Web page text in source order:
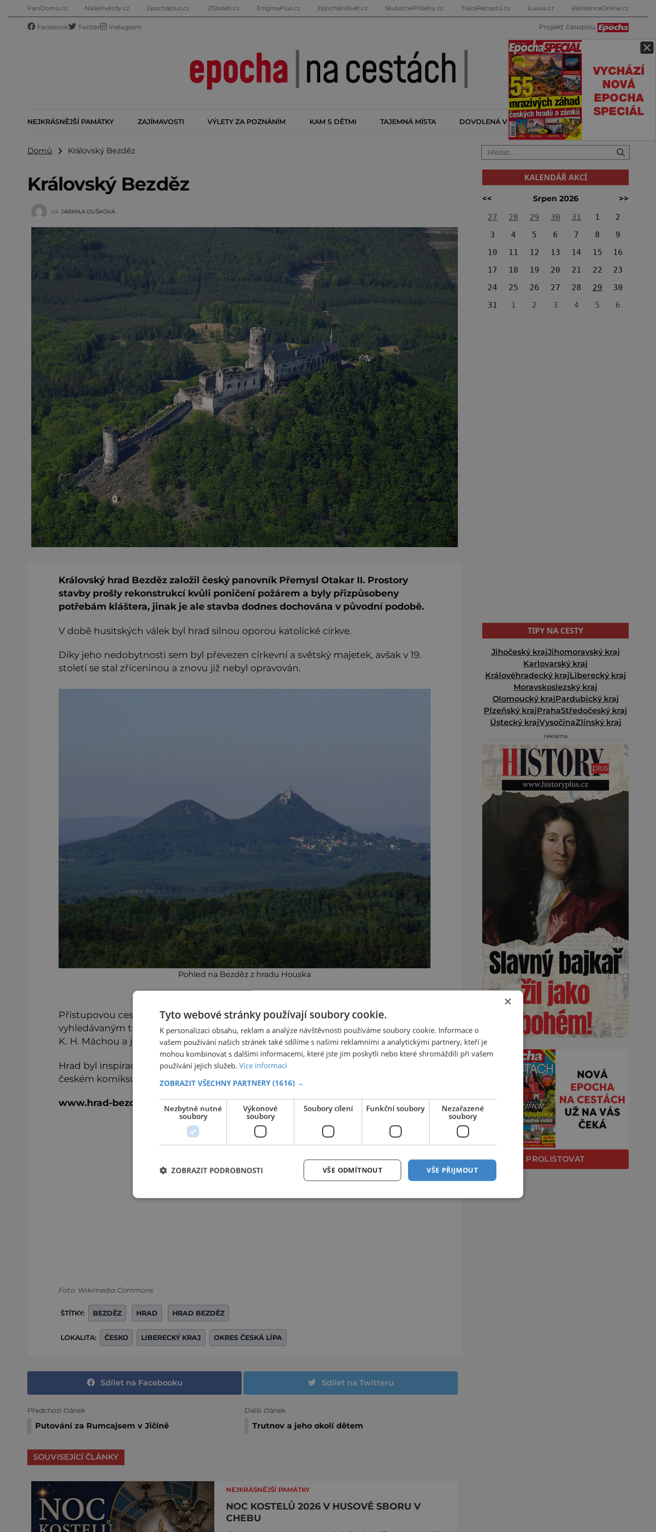
×
PaníDomu.cz NašeHvězdy.cz Epochaplus.cz 21Stoleti.cz EnigmaPlus.cz EpochálníSvět.cz SkutečnéPříběhy.cz TisíceReceptů.cz iLuxus.cz RezidenceOnline.cz
Facebook Twitter Instagram Projekt časopisu
NEJKRÁSNĚJŠÍ PAMÁTKY ZAJÍMAVOSTI VÝLETY ZA POZNÁNÍM KAM S DĚTMI TAJEMNÁ MÍSTA DOVOLENÁ V ZAHRANIČÍ KALENDÁŘ AKCÍ
Domů Královský Bezděz
Královský Bezděz
od JARMILA DUŠKOVÁ
Královský hrad Bezděz založil český panovník Přemysl Otakar II. Prostory
stavby prošly rekonstrukcí kvůli poničení požárem a byly přizpůsobeny
potřebám kláštera, jinak je ale stavba dodnes dochována v původní podobě.
V době husitských válek byl hrad silnou oporou katolické církve.
Díky jeho nedobytnosti sem byl převezen církevní a světský majetek, avšak v 19.
století se stal zříceninou a znovu již nebyl opravován.
Pohled na Bezděz z hradu Houska
Přístupovou cestu k hradu zdobí kapličky křížové cesty. Hrad je dodnes velmi
vyhledávaným turistickým cílem, zčásti i proto, že se toto místo pojí s básníkem
K. H. Máchou a jeho básní Večer na Bezdězu.
Hrad byl inspirací nejenom pro zmiňovaného básníka. Často se objevuje i v
českém komiksu Čtyřlístek.
www.hrad-bezdez.eu
Foto: Wikimedia Commons
ŠTÍTKY: BEZDĚZ HRAD HRAD BEZDĚZ
LOKALITA: ČESKO LIBERECKÝ KRAJ OKRES ČESKÁ LÍPA
Sdílet na Facebooku Sdílet na Twitteru
Předchozí článek
Putování za Rumcajsem v Jičíně
Další článek
Trutnov a jeho okolí dětem
SOUVISEJÍCÍ ČLÁNKY
NEJKRÁSNĚJŠÍ PAMÁTKY
NOC KOSTELŮ 2026 V HUSOVĚ SBORU V
CHEBU
KALENDÁŘ AKCÍ
<< Srpen 2026
>>
27
28 29 30 31 1
2
3
4 5 6 7 8
9
10
11 12 13 14 15
16
17
18 19 20 21 22
23
24
25 26 27 28 29
30
31
1 2 3 4 5 6
TIPY NA CESTY
Jihočeský krajJihomoravský kraj
Karlovarský kraj
Královéhradecký krajLiberecký kraj
Moravskoslezský kraj
Olomoucký krajPardubický kraj
Plzeňský krajPrahaStředočeský kraj
Ústecký krajVysočinaZlínský kraj
reklama
PROLISTOVAT
×
Tyto webové stránky používají soubory cookie.
K personalizaci obsahu, reklam a analýze návštěvnosti používáme soubory cookie. Informace o
vašem používání našich stránek také sdílíme s našimi reklamními a analytickými partnery, kteří je
mohou kombinovat s dalšími informacemi, které jste jim poskytli nebo které shromáždili při vašem
používání jejich služeb. Více informací
ZOBRAZIT VŠECHNY PARTNERY (1616) →
Nezbytně nutné
soubory
Výkonové
soubory
Soubory cílení Funkční soubory
Nezařazené
soubory
VŠE PŘIJMOUT
VŠE ODMÍTNOUT
ZOBRAZIT PODROBNOSTI